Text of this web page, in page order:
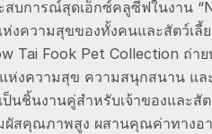
สบการณ์สุดเอ็กซ์คลูซีฟในงาน
งความสุขของทั้งคนและสัตว์เลี้
Tai Fook Pet Collection ถ่า
แห่งความสุข ความสนุกสนาน แ
ป็นชิ้นงานคู่สำหรับเจ้าของและ
ผัสคุณภาพสูง ผสานคุณค่าทางอ